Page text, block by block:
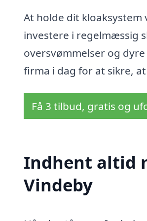
At holde dit
investere i regelmæssig
oversvømmelser og
firma i dag for at sikre,
Få 3 tilbud, gratis og
Indhent altid
Vindeby